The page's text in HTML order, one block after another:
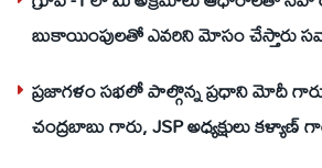
బుకాయింపులతో ఎవరిని మోసం చేస్తారు
ప్రజాగళం సభలో పాల్గొన్న ప్రధాని మోదీ
చంద్రబాబు గారు, JSP అధ్యక్షులు కళ్యాణ్